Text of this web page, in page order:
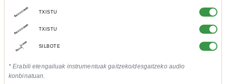
TXISTU
TXISTU
SILBOTE
* Erabili etengailuak instrumentuak gaitzeko/desgaitzeko audio
konbinatuan.